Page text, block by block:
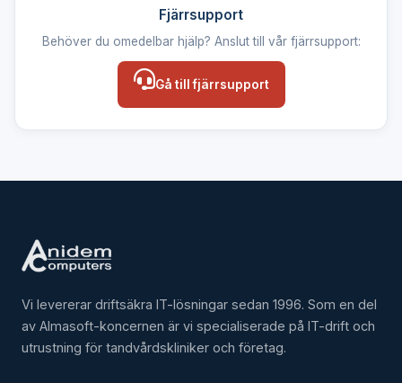
Fjärrsupport
Behöver du omedelbar hjälp? Anslut till vår fjärrsupport:
Gå till fjärrsupport
Vi levererar driftsäkra IT-lösningar sedan 1996. Som en del
av Almasoft-koncernen är vi specialiserade på IT-drift och
utrustning för tandvårdskliniker och företag.